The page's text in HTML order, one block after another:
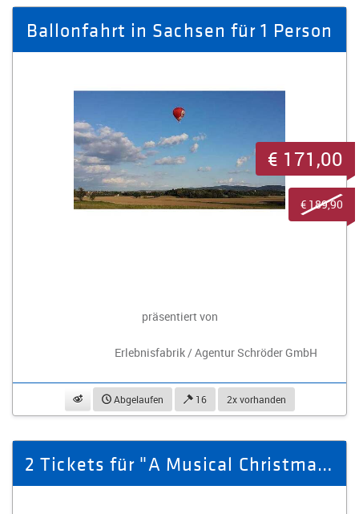
Ballonfahrt in Sachsen für 1 Person
präsentiert von
Erlebnisfabrik / Agentur Schröder GmbH
beobachtenAbgelaufen 16 2x vorhanden
€ 171,00
€ 189,90
2 Tickets für "A Musical Christmas" am 23.12.2025 in Plauen